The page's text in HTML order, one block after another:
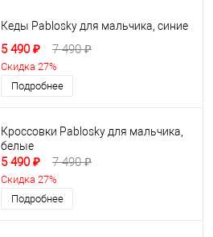
Кеды Pablosky для мальчика, синие
5 490 ₽ 7 490 ₽
Скидка 27%
Подробнее
Кроссовки Pablosky для мальчика,
белые
5 490 ₽ 7 490 ₽
Скидка 27%
Подробнее